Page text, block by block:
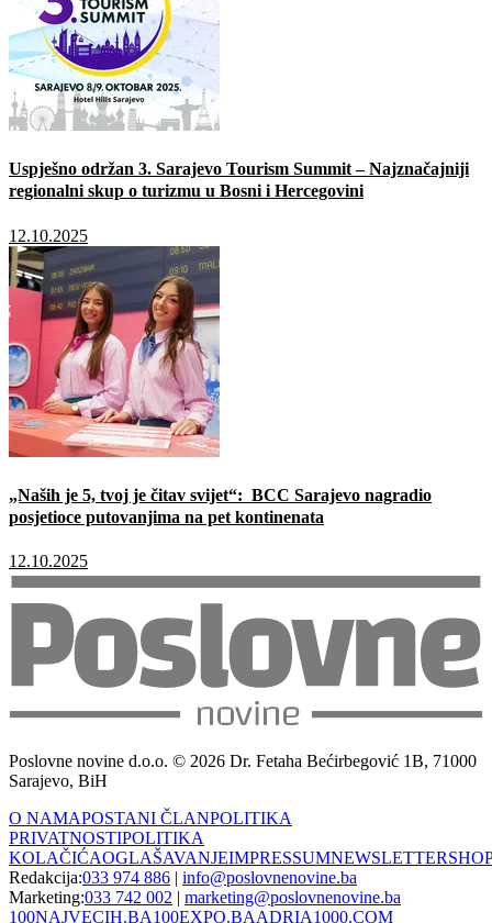
Uspješno održan 3. Sarajevo Tourism Summit – Najznačajniji
regionalni skup o turizmu u Bosni i Hercegovini
12.10.2025
„Naših je 5, tvoj je čitav svijet“: BCC Sarajevo nagradio
posjetioce putovanjima na pet kontinenata
12.10.2025
Poslovne novine d.o.o. © 2026 Dr. Fetaha Bećirbegović 1B, 71000
Sarajevo, BiH
O NAMAPOSTANI ČLANPOLITIKA
PRIVATNOSTIPOLITIKA
KOLAČIĆAOGLAŠAVANJEIMPRESSUMNEWSLETTER
Redakcija:033 974 886 | info@poslovnenovine.ba
Marketing:033 742 002 | marketing@poslovnenovine.ba
100NAJVECIH.BA100EXPO.BAADRIA1000.COM